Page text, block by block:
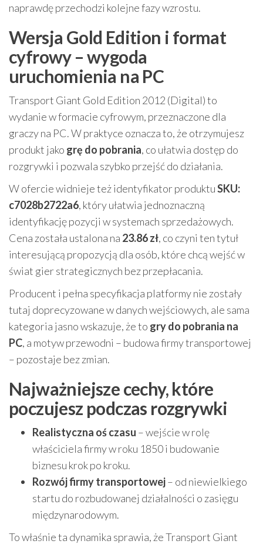
naprawdę przechodzi kolejne fazy wzrostu.
Wersja Gold Edition i format
cyfrowy – wygoda
uruchomienia na PC
Transport Giant Gold Edition 2012 (Digital) to
wydanie w formacie cyfrowym, przeznaczone dla
graczy na PC. W praktyce oznacza to, że otrzymujesz
produkt jako grę do pobrania, co ułatwia dostęp do
rozgrywki i pozwala szybko przejść do działania.
W ofercie widnieje też identyfikator produktuSKU:
c7028b2722a6, który ułatwia jednoznaczną
identyfikację pozycji w systemach sprzedażowych.
Cena została ustalona na 23.86 zł, co czyni ten tytuł
interesującą propozycją dla osób, które chcą wejść w
świat gier strategicznych bez przepłacania.
Producent i pełna specyfikacja platformy nie zostały
tutaj doprecyzowane w danych wejściowych, ale sama
kategoria jasno wskazuje, że to gry do pobrania na
PC, a motyw przewodni – budowa firmy transportowej
– pozostaje bez zmian.
Najważniejsze cechy, które
poczujesz podczas rozgrywki
Realistyczna oś czasu – wejście w rolę
właściciela firmy w roku 1850 i budowanie
biznesu krok po kroku.
Rozwój firmy transportowej– od niewielkiego
startu do rozbudowanej działalności o zasięgu
międzynarodowym.
To właśnie ta dynamika sprawia, że Transport Giant